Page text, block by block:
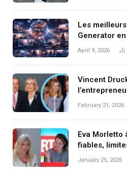
Les
Generator
complet)
April 9, 2026
Vincent
copywriting
February 21, 2026
Eva Morletto
fiables,
privée
January 25, 2026